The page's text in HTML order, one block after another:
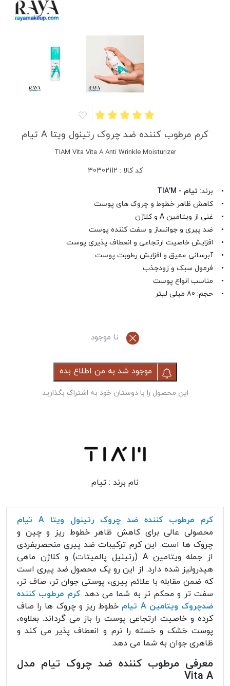
کرم مرطوب کننده ضد چروک رتینول ویتا A تیام
TIAM Vita Vita A Anti Wrinkle Moisturizer
کد کالا : 30302112
• برند: تیام - TIA'M
• کاهش ظاهر خطوط و چروک های پوست
• غنی از ویتامین A و کلاژن
• ضد پیری و جوانساز و سفت کننده پوست
• افزایش خاصیت ارتجاعی و انعطاف پذیری پوست
• آبرسانی عمیق و افزایش رطوبت پوست
• فرمول سبک و زودجذب
• مناسب انواع پوست
• حجم: 80 میلی لیتر
نا موجود
موجود شد به من اطلاع بده
این محصول را با دوستان خود به اشتراک بگذارید
نام برند : تیام
کرم مرطوب کننده ضد چروک رتینول ویتا A تیام
محصولی عالی برای کاهش ظاهر خطوط ریز و چین و
چروک ها است. این کرم ترکیبات ضد پیری منحصربفردی
از جمله ویتامین A (رتینیل پالمیتات) و کلاژن ماهی
هیدرولیز شده دارد. از این رو یک محصول ضد پیری است
که ضمن مقابله با علائم پیری، پوستی جوان تر، صاف تر،
سفت تر و محکم تر به شما می دهد.کرم مرطوب کننده
ضدچروک ویتامین A تیام
خطوط ریز و چروک ها را صاف
کرده و خاصیت ارتجاعی پوست را باز می گرداند. بعلاوه،
پوست خشک و خسته را نرم و انعطاف پذیر می کند و
ظاهری جوان به شما می دهد.
معرفی مرطوب کننده ضد چروک تیام مدل
Vita A